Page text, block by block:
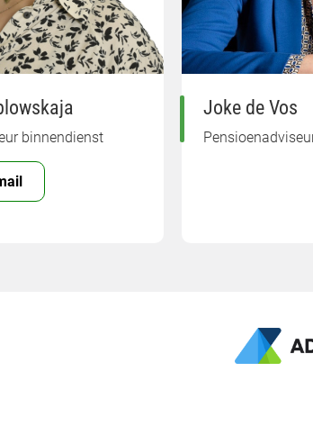
binnendienst
Joke de Vos